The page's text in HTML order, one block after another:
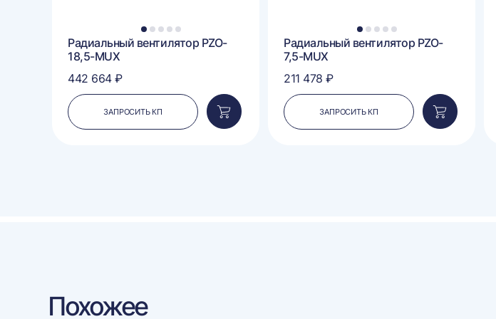
1 2 3 4 5
Радиальный вентилятор PZO-
18,5-MUX
442 664 ₽
ЗАПРОСИТЬ КП
Добавить
в
1 2 3 4 5
Радиальный вентилятор PZO-
7,5-MUX
211 478 ₽
ЗАПРОСИТЬ КП
Добавить
в
Похожее